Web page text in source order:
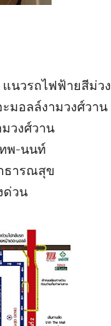
นวรถไฟฟ้ายสีม่วง
มอลล์งามวงศ์วาน
วงศ์วาน
พ-นนท์
ธารณสุข
ด่วน